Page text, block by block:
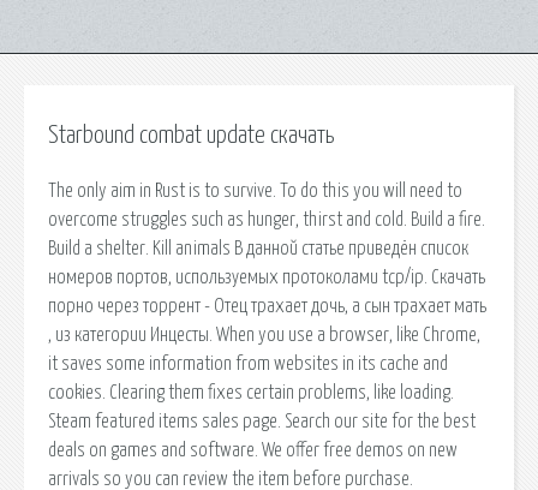
Starbound combat update скачать
The only aim in Rust is to survive. To do this you will need to
overcome struggles such as hunger, thirst and cold. Build a fire.
Build a shelter. Kill animals В данной статье приведён список
номеров портов, используемых протоколами tcp/ip. Скачать
порно через торрент - Отец трахает дочь, а сын трахает мать
, из категории Инцесты. When you use a browser, like Chrome,
it saves some information from websites in its cache and
cookies. Clearing them fixes certain problems, like loading.
Steam featured items sales page. Search our site for the best
deals on games and software. We offer free demos on new
arrivals so you can review the item before purchase.